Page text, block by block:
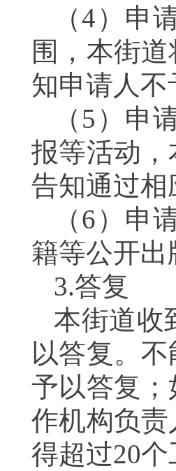
（4）申
围，本街
知申请人不
（5）申
报等活动
告知通过
（6）申
籍等公开
3.答复
本街道收
以答复。
予以答复
作机构负
得超过20个